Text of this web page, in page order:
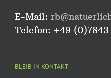
E-Mail:
Telefon: +49
BLEIB IN KONTAKT